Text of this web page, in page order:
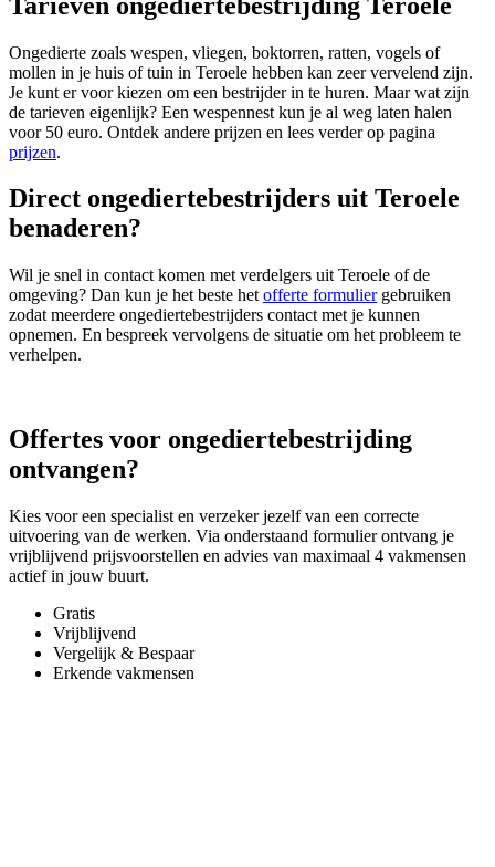
Ongedierte zoals wespen, vliegen, boktorren, ratten, vogels of
mollen in je huis of tuin in Teroele hebben kan zeer vervelend zijn.
Je kunt er voor kiezen om een bestrijder in te huren. Maar wat zijn
de tarieven eigenlijk? Een wespennest kun je al weg laten halen
voor 50 euro. Ontdek andere prijzen en lees verder op pagina
prijzen.
Direct ongediertebestrijders uit Teroele
benaderen?
Wil je snel in contact komen met verdelgers uit Teroele of de
omgeving? Dan kun je het beste het offerte formuliergebruiken
zodat meerdere ongediertebestrijders contact met je kunnen
opnemen. En bespreek vervolgens de situatie om het probleem te
verhelpen.
Offertes voor ongediertebestrijding
ontvangen?
Kies voor een specialist en verzeker jezelf van een correcte
uitvoering van de werken. Via onderstaand formulier ontvang je
vrijblijvend prijsvoorstellen en advies van maximaal 4 vakmensen
actief in jouw buurt.
Gratis
Vrijblijvend
Vergelijk & Bespaar
Erkende vakmensen